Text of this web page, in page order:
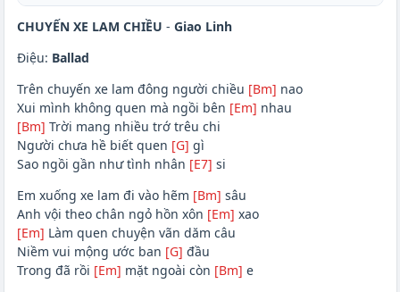
CHUYẾN XE LAM CHIỀU - Giao Linh
Điệu: Ballad
Trên chuyến xe lam đông người chiều [Bm] nao
Xui mình không quen mà ngồi bên [Em] nhau
[Bm] Trời mang nhiều trớ trêu chi
Người chưa hề biết quen [G] gì
Sao ngồi gần như tình nhân [E7] si
Em xuống xe lam đi vào hẽm [Bm] sâu
Anh vội theo chân ngỏ hồn xôn [Em] xao
[Em] Làm quen chuyện vãn dăm câu
Niềm vui mộng ước ban [G] đầu
Trong đã rồi [Em] mặt ngoài còn [Bm] e